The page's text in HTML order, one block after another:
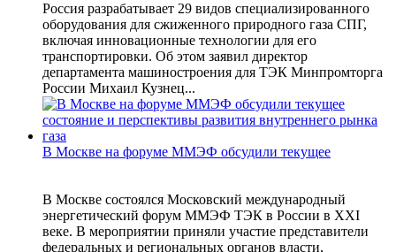
Россия разрабатывает 29 видов специализированного
оборудования для сжиженного природного газа СПГ,
включая инновационные технологии для его
транспортировки. Об этом заявил директор
департамента машиностроения для ТЭК Минпромторга
России Михаил Кузнец...
В Москве на форуме ММЭФ обсудили текущее
В Москве состоялся Московский международный
энергетический форум ММЭФ ТЭК в России в XXI
веке. В мероприятии приняли участие представители
федеральных и региональных органов власти,